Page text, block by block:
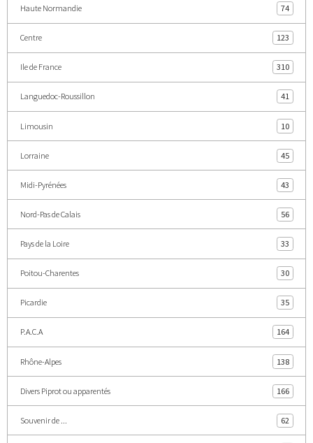
Haute Normandie 74
Centre 123
Ile de France 310
Languedoc-Roussillon 41
Limousin 10
Lorraine 45
Midi-Pyrénées 43
Nord-Pas de Calais 56
Pays de la Loire 33
Poitou-Charentes 30
Picardie 35
P.A.C.A 164
Rhône-Alpes 138
Divers Piprot ou apparentés 166
Souvenir de ... 62